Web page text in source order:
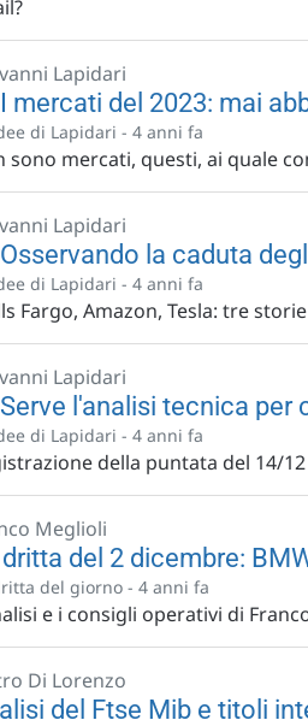
Lapidari
I mercati del 2023: mai
di Lapidari - 4 anni fa
sono mercati, questi, ai quale
Lapidari
Osservando la caduta
di Lapidari - 4 anni fa
Fargo, Amazon, Tesla: tre
Lapidari
Serve l'analisi tecnica per
di Lapidari - 4 anni fa
della puntata del 14/
Meglioli
del 2 dicembre:
del giorno - 4 anni fa
e i consigli operativi di
Di Lorenzo
del Ftse Mib e titoli